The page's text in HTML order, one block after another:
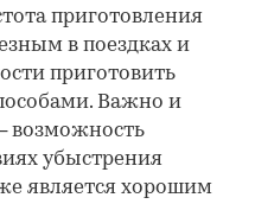
приготовления
в поездках и
приготовить
Важно и
возможность
убыстрения
является хорошим